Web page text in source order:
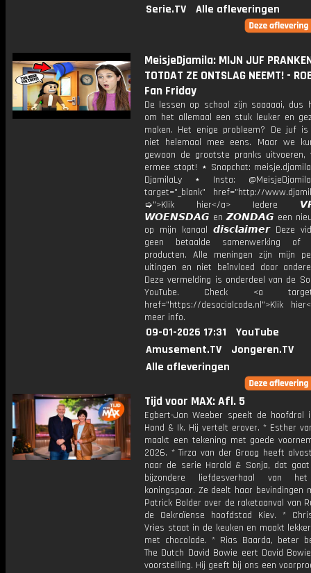
Serie.TV
Alle afleveringen
MeisjeDjamila: MIJN JUF
TOTDAT ZE ONTSLAG NEEMT! -
Fan Friday
De lessen op school zijn saaaaai, dus
om het allemaal een stuk leuker en
maken. Het enige probleem? De juf
niet helemaal mee eens. Maar we
gewoon de grootste pranks
ermee stopt! ⋆ Snapchat:
DjamilaLy ⋆ Insta:
target="_blank" href="http://
➭">Klik hier</a> Iedere
𝙒𝙊𝙀𝙉𝙎𝘿𝘼𝙂 en 𝙕𝙊𝙉𝘿𝘼𝙂 een
op mijn kanaal 𝙙𝙞𝙨𝙘𝙡𝙖𝙞𝙢𝙚𝙧 Deze
geen betaalde samenwerking of
producten. Alle meningen zijn mijn
uitingen en niet beïnvloed door
Deze vermelding is onderdeel van de
YouTube. Check <a
href="https://desocialcode.nl">Klik
meer info.
09-01-2026 17:31
YouTube
Amusement.TV
Jongeren.TV
Alle afleveringen
Tijd voor MAX: Afl. 5
Egbert-Jan Weeber speelt de hoofdrol
Hond & Ik. Hij vertelt erover. * Esther
maakt een tekening met goede
2026. * Tirza van der Graag heeft
naar de serie Harald & Sonja, dat
bijzondere liefdesverhaal van
koningspaar. Ze deelt haar bevindingen
Patrick Bolder over de raketaanval van
de Oekraïense hoofdstad Kiev. *
Vries staat in de keuken en maakt
met chocolade. * Rias Baarda, beter
The Dutch David Bowie eert David
voorstelling. Hij geeft bij ons een